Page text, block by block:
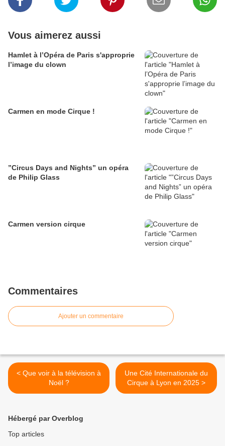
Vous aimerez aussi
Hamlet à l’Opéra de Paris s'approprie
l’image du clown
Carmen en mode Cirque !
”Circus Days and Nights” un opéra
de Philip Glass
Carmen version cirque
Commentaires
Ajouter un commentaire
< Que voir à la télévision à
Noël ?
Une Cité Internationale du
Cirque à Lyon en 2025 >
Hébergé par Overblog
Top articles